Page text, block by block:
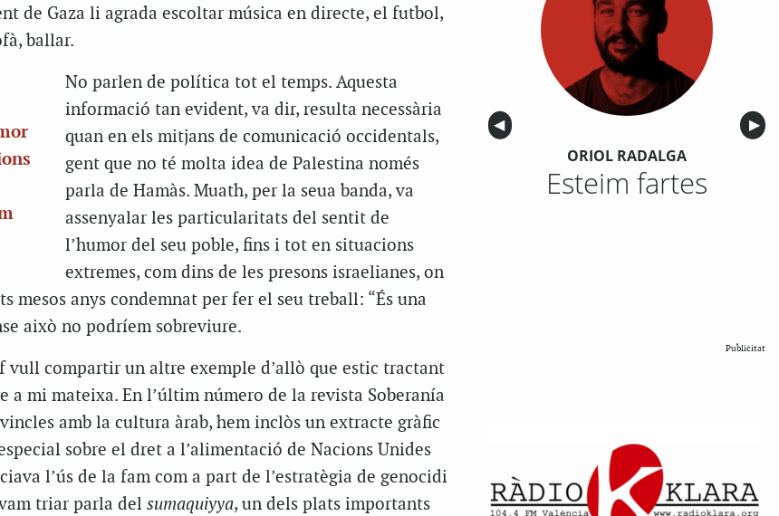
de Gaza li agrada escoltar música en directe, el futbol,
ballar.
No parlen de política tot el temps. Aquesta
informació tan evident, va dir, resulta necessària
quan en els mitjans de comunicació occidentals,
gent que no té molta idea de Palestina només
parla de Hamàs. Muath, per la seua banda, va
assenyalar les particularitats del sentit de
l’humor del seu poble, fins i tot en situacions
extremes, com dins de les presons israelianes, on
mesos anys condemnat per fer el seu treball: “És una
això no podríem sobreviure.
vull compartir un altre exemple d’allò que estic tractant
a mi mateixa. En l’últim número de la revista Soberanía
amb la cultura àrab, hem inclòs un extracte gràfic
sobre el dret a l’alimentació de Nacions Unides
l’ús de la fam com a part de l’estratègia de genocidi
triar parla del sumaquiyya, un dels plats importants
Anterior
◀︎ ▶︎
ORIOL RADALGA
Esteim fartes
Publicitat